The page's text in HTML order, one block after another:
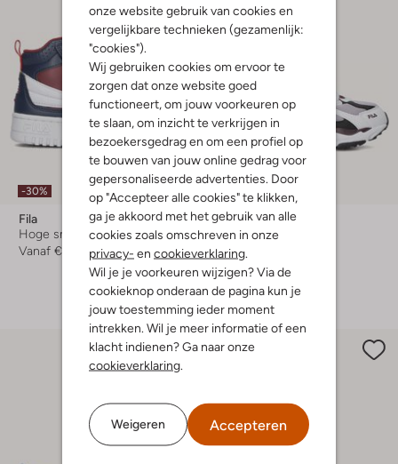
onze website gebruik van cookies en
vergelijkbare technieken (gezamenlijk:
"cookies").
Wij gebruiken cookies om ervoor te
zorgen dat onze website goed
functioneert, om jouw voorkeuren op
te slaan, om inzicht te verkrijgen in
bezoekersgedrag en om een profiel op
te bouwen van jouw online gedrag voor
gepersonaliseerde advertenties. Door
op "Accepteer alle cookies" te klikken,
ga je akkoord met het gebruik van alle
cookies zoals omschreven in onze
privacy- en cookieverklaring
Wil je je voorkeuren wijzigen? Via de
cookieknop onderaan de pagina kun je
jouw toestemming ieder moment
intrekken. Wil je meer informatie of een
klacht indienen? Ga naar onze
cookieverklaring
Weigeren Accepteren
-30%
Fila
Hoge sneakers
Vanaf € 51,99
-50%
Fila
Lage sneakers
Vanaf
+ meer kleuren